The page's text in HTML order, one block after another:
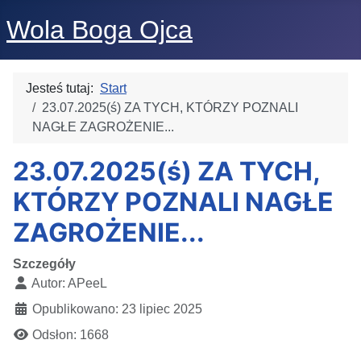
Wola Boga Ojca
Jesteś tutaj: Start
23.07.2025(ś) ZA TYCH, KTÓRZY POZNALI
NAGŁE ZAGROŻENIE...
23.07.2025(ś) ZA TYCH,
KTÓRZY POZNALI NAGŁE
ZAGROŻENIE...
Szczegóły
Autor: APeeL
Opublikowano: 23 lipiec 2025
Odsłon: 1668